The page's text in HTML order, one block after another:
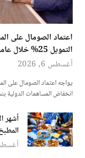
اعتماد الصومال على
التمويل 25% خلال عامين
أغسطس 6, 2026
يواجه اعتماد الصومال على
انخفاض المساهمات الدولية
أغسطس 6,